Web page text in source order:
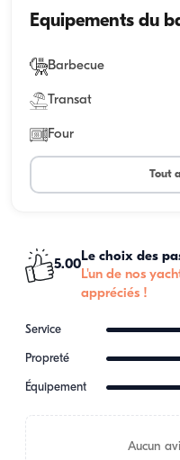
Equipements du
Barbecue
Transat
Four
Tout
5.00
Le choix des
L'un de nos
appréciés !
Service
Propreté
Équipement
Aucun